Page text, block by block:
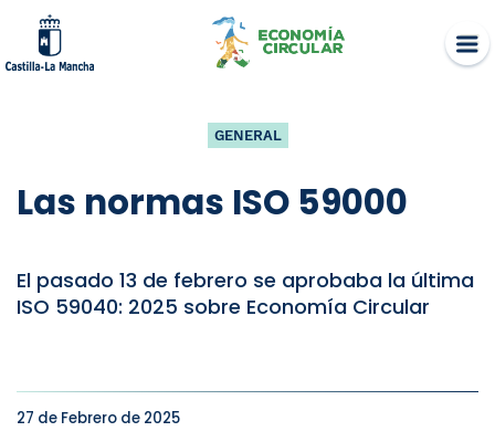
content
GENERAL
Las normas ISO 59000
El pasado 13 de febrero se aprobaba la última
ISO 59040: 2025 sobre Economía Circular
27 de Febrero de 2025